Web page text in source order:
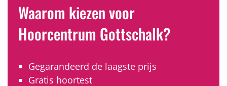
Waarom kiezen voor
Hoorcentrum Gottschalk?
Gegarandeerd de laagste prijs
Gratis hoortest